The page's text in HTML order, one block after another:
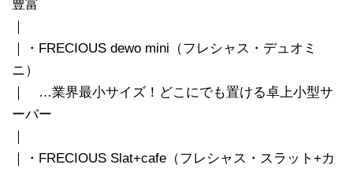
豊富
｜・FRECIOUS dewo mini（フレシャス・デュオミ
ニ）
｜ …業界最小サイズ！どこにでも置ける卓上小型サ
ーバー
｜・FRECIOUS Slat+cafe（フレシャス・スラット+カ